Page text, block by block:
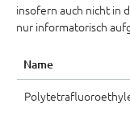
insofern auch nicht in
nur informatorisch
Name